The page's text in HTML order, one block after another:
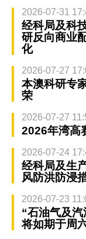
2026-07-31
经科局及科
研反向商业
化
2026-07-27
本澳科研专
荣
2026-07-27
2026年湾高
2026-07-24
经科局及生
风防洪防浸
2026-07-23
“石油气及
将如期于周